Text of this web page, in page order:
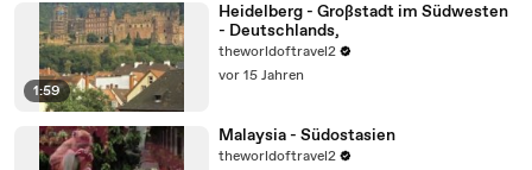
1:59
Heidelberg - Großstadt im Südwesten
- Deutschlands,
theworldoftravel2
vor 15 Jahren
Malaysia - Südostasien
theworldoftravel2